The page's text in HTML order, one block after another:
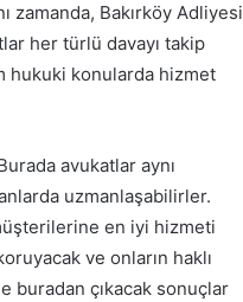
Bakırköy Adliyesi
her türlü davayı takip
hukuki konularda hizmet
avukatlar aynı
uzmanlaşabilirler.
en iyi hizmeti
ve onların haklı
buradan çıkacak sonuçlar